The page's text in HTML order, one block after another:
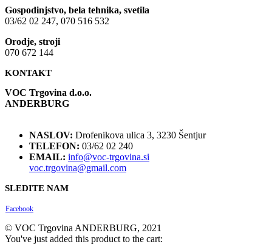
Gospodinjstvo, bela tehnika, svetila
03/62 02 247, 070 516 532
Orodje, stroji
070 672 144
KONTAKT
VOC Trgovina d.o.o.
ANDERBURG
NASLOV: Drofenikova ulica 3, 3230 Šentjur
TELEFON: 03/62 02 240
EMAIL: info@voc-trgovina.si
voc.trgovina@gmail.com
SLEDITE NAM
Facebook
© VOC Trgovina ANDERBURG, 2021
You've just added this product to the cart: